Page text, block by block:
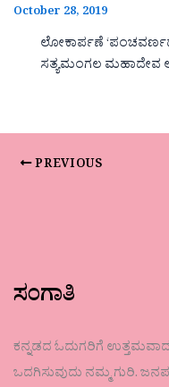
October 28, 2019
ಲೋಕಾರ್ಪಣೆ ‘ಪಂಚವರ್ಣದ
ಸತ್ಯಮಂಗಲ ಮಹಾದೇವ
PREVIOUS
ಸಂಗಾತಿ
ಕನ್ನಡದ ಓದುಗರಿಗೆ ಉತ್ತಮವಾದ
ಒದಗಿಸುವುದು ನಮ್ಮ ಗುರಿ.